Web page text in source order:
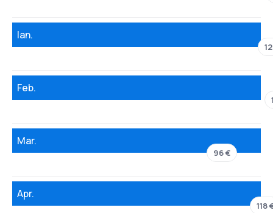
Ian.
Feb.
Mar.
96 €
Apr.
118